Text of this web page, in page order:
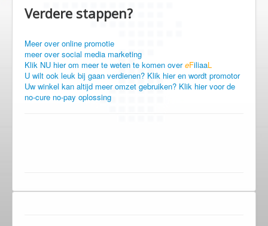
Verdere stappen?
Meer over online promotie
meer over social media marketing
Klik NU hier om meer te weten te komen overeFiliaaL
U wilt ook leuk bij gaan verdienen? Klik hier en wordt promotor
Uw winkel kan altijd meer omzet gebruiken? Klik hier voor de
no-cure no-pay oplossing